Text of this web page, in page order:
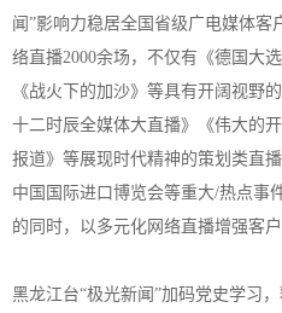
闻”影响力稳居全国省级广电媒体客
络直播2000余场，不仅有《德国大
《战火下的加沙》等具有开阔视野
十二时辰全媒体大直播》《伟大的
报道》等展现时代精神的策划类直
中国国际进口博览会等重大/热点事
的同时，以多元化网络直播增强客户
黑龙江台“极光新闻”加码党史学习